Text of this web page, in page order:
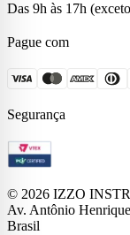
Das 9h às 17h
Pague com
Segurança
© 2026 IZZO
Av. Antônio
Brasil